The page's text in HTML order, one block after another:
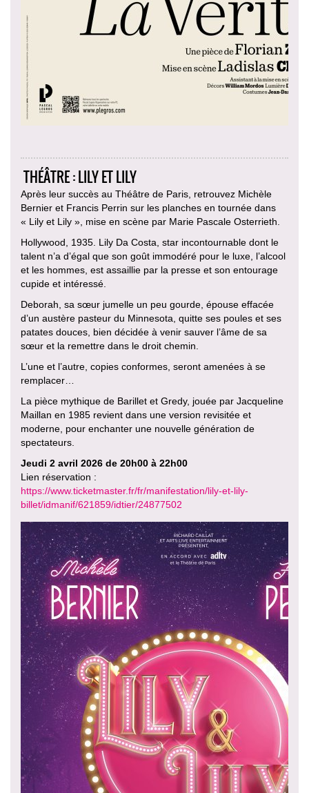
THÉÂTRE : LILY ET LILY
Après leur succès au Théâtre de Paris, retrouvez Michèle
Bernier et Francis Perrin sur les planches en tournée dans
« Lily et Lily », mise en scène par Marie Pascale Osterrieth.
Hollywood, 1935. Lily Da Costa, star incontournable dont le
talent n’a d’égal que son goût immodéré pour le luxe, l’alcool
et les hommes, est assaillie par la presse et son entourage
cupide et intéressé.
Deborah, sa sœur jumelle un peu gourde, épouse effacée
d’un austère pasteur du Minnesota, quitte ses poules et ses
patates douces, bien décidée à venir sauver l’âme de sa
sœur et la remettre dans le droit chemin.
L’une et l’autre, copies conformes, seront amenées à se
remplacer…
La pièce mythique de Barillet et Gredy, jouée par Jacqueline
Maillan en 1985 revient dans une version revisitée et
moderne, pour enchanter une nouvelle génération de
spectateurs.
Jeudi 2 avril 2026 de 20h00 à 22h00
Lien réservation :
https://www.ticketmaster.fr/fr/manifestation/lily-et-lily-
billet/idmanif/621859/idtier/24877502